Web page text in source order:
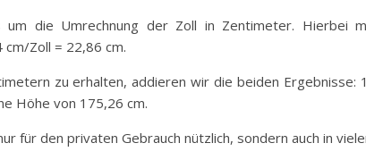
um die Umrechnung der Zoll in Zentimeter. Hierbei
Zoll = 22,86 cm.
zu erhalten, addieren wir die beiden
Höhe von 175,26 cm.
für den privaten Gebrauch nützlich, sondern auch in